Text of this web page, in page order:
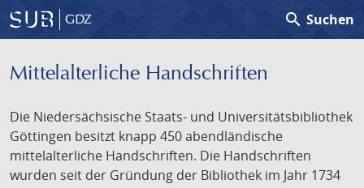
GDZ search Suchen
Mittelalterliche Handschriften
Die Niedersächsische Staats- und Universitätsbibliothek
Göttingen besitzt knapp 450 abendländische
mittelalterliche Handschriften. Die Handschriften
wurden seit der Gründung der Bibliothek im Jahr 1734